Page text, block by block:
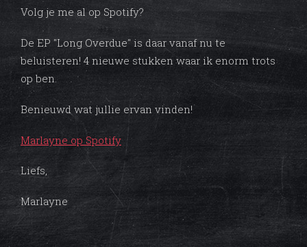
Volg je me al op Spotify?
De EP "Long Overdue" is daar vanaf nu te
beluisteren! 4 nieuwe stukken waar ik enorm trots
op ben.
Benieuwd wat jullie ervan vinden!
Marlayne op Spotify
Liefs,
Marlayne